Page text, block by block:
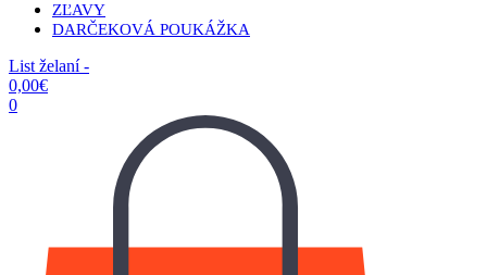
ZĽAVY
DARČEKOVÁ POUKÁŽKA
List želaní -
0,00€
0